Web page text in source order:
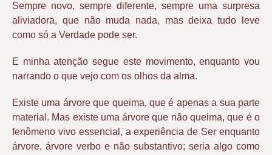
Sempre novo, sempre diferente, sempre uma surpresa
aliviadora, que não muda nada, mas deixa tudo leve
como só a Verdade pode ser.
E minha atenção segue este movimento, enquanto vou
narrando o que vejo com os olhos da alma.
Existe uma árvore que queima, que é apenas a sua parte
material. Mas existe uma árvore que não queima, que é o
fenômeno vivo essencial, a experiência de Ser enquanto
árvore, árvore verbo e não substantivo; seria algo como